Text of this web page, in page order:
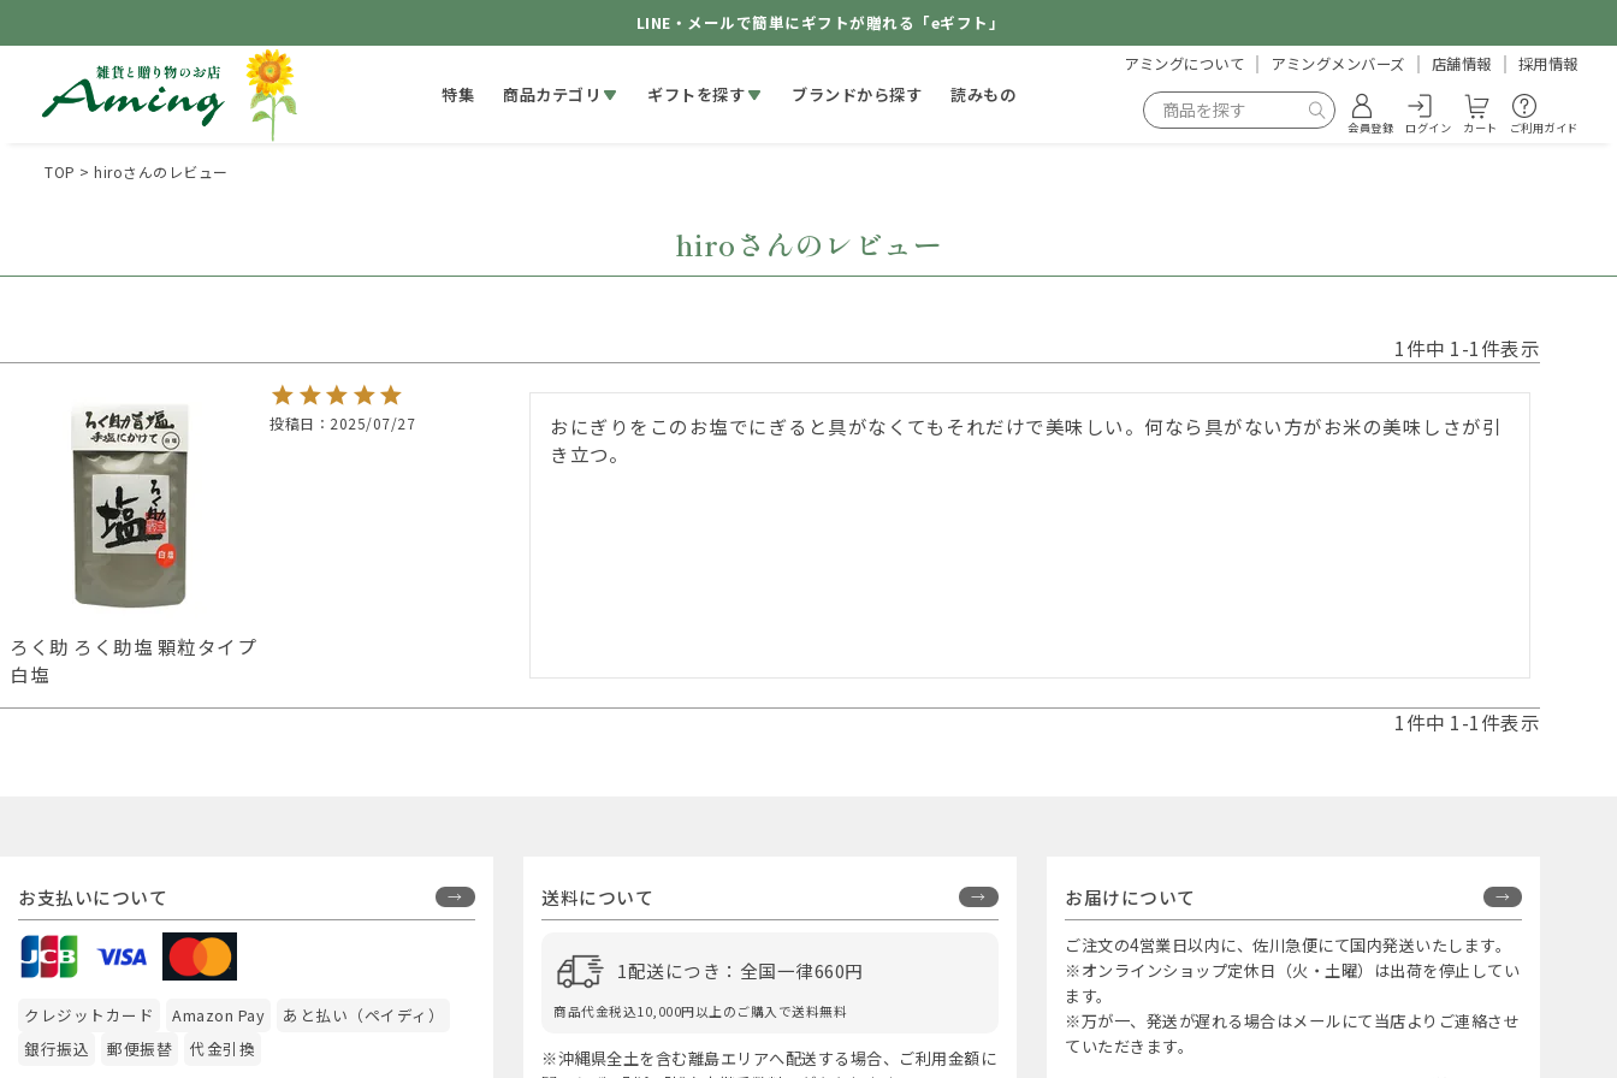
LINE・メールで簡単にギフトが贈れる「eギフト」
特集 商品カテゴリ ギフトを探す ブランドから探す 読みもの
アミングについて アミングメンバーズ 店舗情報 採用情報
会員登録 ログイン カート ご利用ガイド
TOP hiroさんのレビュー
hiroさんのレビュー
1件中 1-1件表示
ろく助 ろく助塩 顆粒タイプ
白塩
投稿日 2025/07/27
おにぎりをこのお塩でにぎると具がなくてもそれだけで美味しい。何なら具がない方がお米の美味しさが引
き立つ。
1件中 1-1件表示
お支払いについて
クレジットカード Amazon Pay
あと払い（ペイディ）
銀行振込
郵便振替 代金引換
送料について
1配送につき：全国一律660円
商品代金税込10,000円以上のご購入で送料無料
※沖縄県全土を含む離島エリアへ配送する場合、ご利用金額に
お届けについて
ご注文の4営業日以内に、佐川急便にて国内発送いたします。
※オンラインショップ定休日（火・土曜）は出荷を停止してい
ます。
※万が一、発送が遅れる場合はメールにて当店よりご連絡させ
ていただきます。